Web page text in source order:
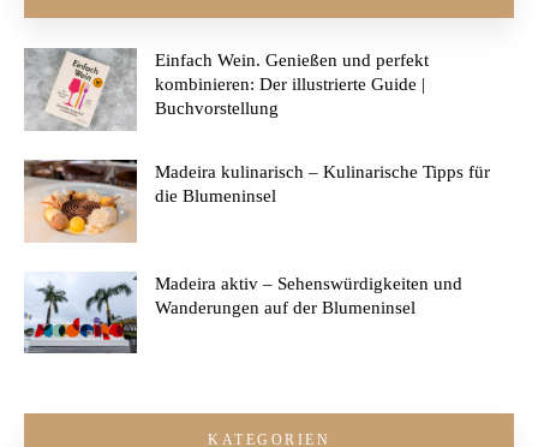
Einfach Wein. Genießen und perfekt
kombinieren: Der illustrierte Guide |
Buchvorstellung
Madeira kulinarisch – Kulinarische Tipps für
die Blumeninsel
Madeira aktiv – Sehenswürdigkeiten und
Wanderungen auf der Blumeninsel
KATEGORIEN